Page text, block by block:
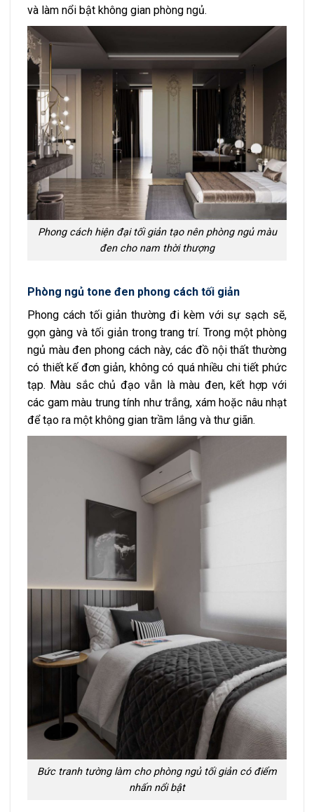
và làm nổi bật không gian phòng ngủ.
Phong cách hiện đại tối giản tạo nên phòng ngủ màu
đen cho nam thời thượng
Phòng ngủ tone đen phong cách tối giản
Phong cách tối giản thường đi kèm với sự sạch sẽ,
gọn gàng và tối giản trong trang trí. Trong một phòng
ngủ màu đen phong cách này, các đồ nội thất thường
có thiết kế đơn giản, không có quá nhiều chi tiết phức
tạp. Màu sắc chủ đạo vẫn là màu đen, kết hợp với
các gam màu trung tính như trắng, xám hoặc nâu nhạt
để tạo ra một không gian trầm lắng và thư giãn.
Bức tranh tường làm cho phòng ngủ tối giản có điểm
nhấn nổi bật